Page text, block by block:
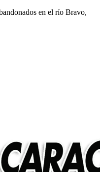
en el río Bravo,